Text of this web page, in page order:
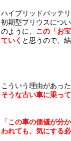
ハイブリッドバッテ
初期型プリウスにつ
のように、 この「お
ていく と思うので、
こういう理由があっ
そうな古い車に乗っ
「 この車の価値が分
われても、気にする